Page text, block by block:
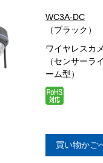
WC3A-DC
（ブラック）
ワイヤレスカ
（センサーラ
ーム型）
買い物かご